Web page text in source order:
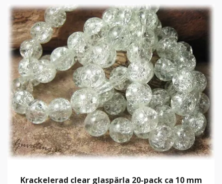
Krackelerad clear glaspärla 20-pack ca 10 mm